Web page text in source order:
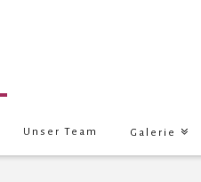
Unser Team Galerie